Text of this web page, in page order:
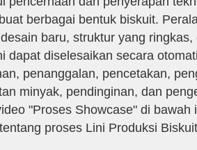
berbagai bentuk biskuit.
baru, struktur yang
dapat diselesaikan secara
penanggalan, pencetakan,
minyak, pendinginan, dan
"Proses Showcase" di bawah
proses Lini Produksi